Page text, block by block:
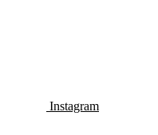
Instagram